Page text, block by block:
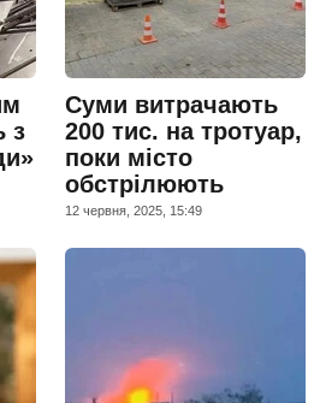
з
Суми витрачають
200 тис. на тротуар,
поки місто
обстрілюють
12 червня, 2025, 15:49